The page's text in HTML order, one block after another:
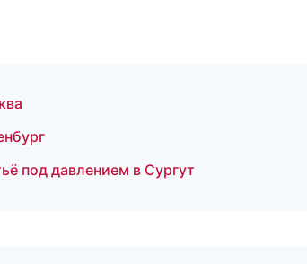
под давлением в Сургут